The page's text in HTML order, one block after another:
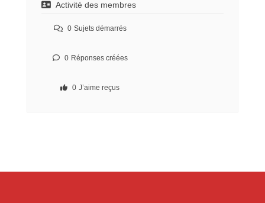
Activité des membres
0 Sujets démarrés
0 Réponses créées
0 J’aime reçus